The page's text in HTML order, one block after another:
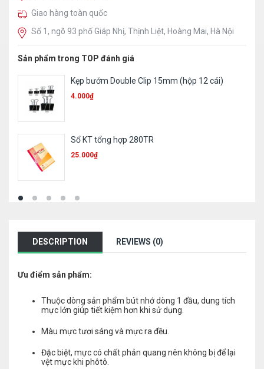
Giao hàng toàn quốc
Số 1, ngõ 93 phố Giáp Nhị, Thịnh Liệt, Hoàng Mai, Hà Nội
Sản phẩm trong TOP đánh giá
Kẹp bướm Double Clip 15mm (hộp 12 cái)
4.000₫
Sổ KT tổng hợp 280TR
25.000₫
DESCRIPTION REVIEWS (0)
Ưu điểm sản phẩm:
Thuộc dòng sản phẩm bút nhớ dòng 1 đầu, dung tích
mực lớn giúp tiết kiệm hơn khi sử dụng.
Màu mực tươi sáng và mực ra đều.
Đặc biệt, mực có chất phản quang nên không bị để lại
vệt mực khi phôtô.